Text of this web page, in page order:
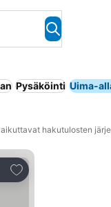
Pysäköinti Uima-
hakutulosten
Lisää suosikkeihin